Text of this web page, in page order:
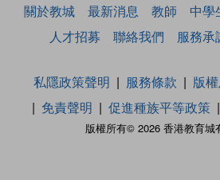
關於教城 最新消息 教師 中學
人才招募
聯絡我們 服務承
版權所有© 2026 香港教育城
私隱政策聲明 服務條款
版
免責聲明
促進種族平等政策